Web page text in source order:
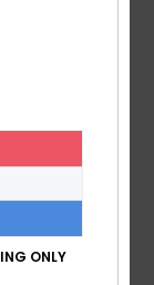
en
ONLY